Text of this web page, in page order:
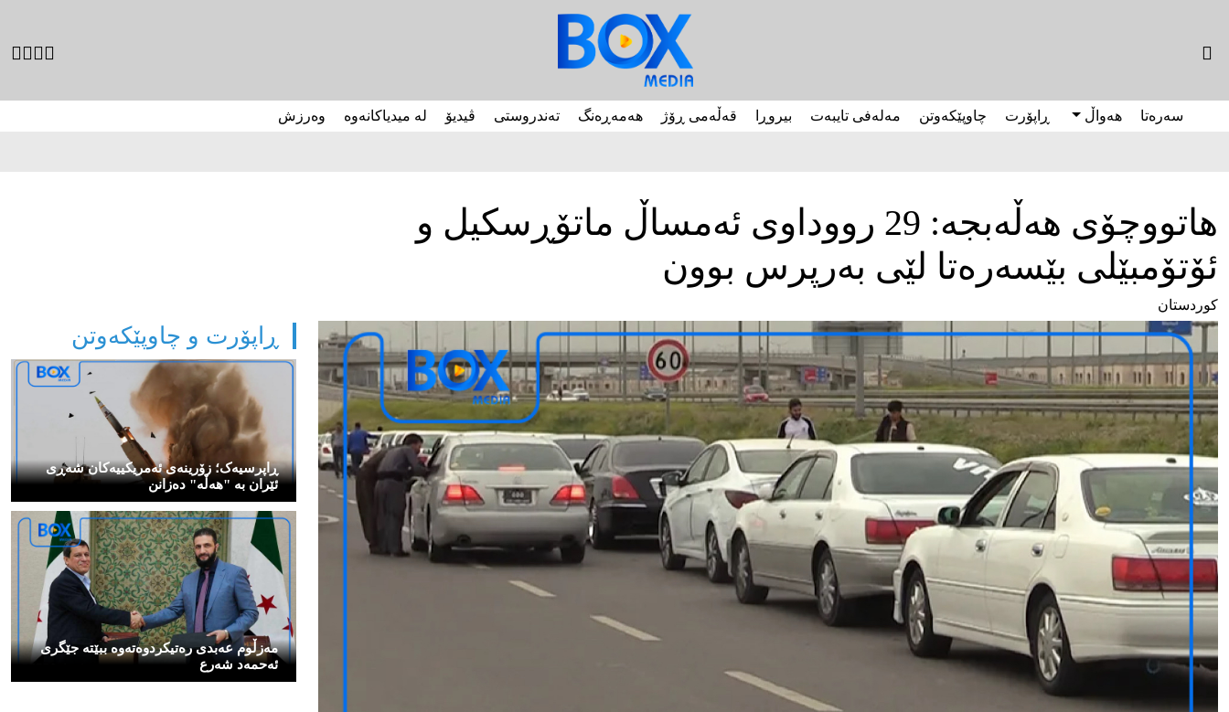
سەرەتا هەواڵ ڕاپۆرت چاوپێکەوتن مەلەفی تایبەت بیروڕا قەڵەمی ڕۆژ هەمەڕەنگ تەندروستی ڤیدیۆ لە میدیاکانەوە وەرزش
هاتووچۆی هەڵەبجە: 29 رووداوی ئەمساڵ ماتۆڕسکیل و
ئۆتۆمبێلی بێسەرەتا لێی بەرپرس بوون
کوردستان
ڕاپۆرت و چاوپێکەوتن
ڕاپرسیەک؛ زۆرینەی ئەمریکییەکان شەڕی
ئێران بە "هەڵە" دەزانن
مەزڵوم عەبدی رەتیكردوەتەوە ببێتە جێگری
ئەحمەد شەرع